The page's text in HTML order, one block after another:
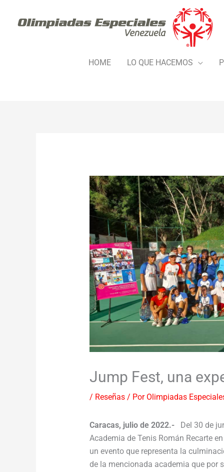
HOME LO QUE HACEMOS
Jump Fest, una
/ Reseñas/ Por Olimpiadas
Caracas, julio de 2022.- Del 30 de
Academia de Tenis Román Recarte
un evento que representa la
de la mencionada academia que por